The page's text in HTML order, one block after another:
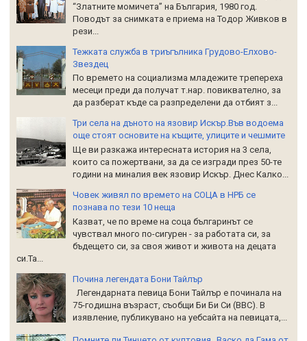
“Златните момичета” на България, 1980 год.
Поводът за снимката е приема на Тодор Живков в
рези...
Тежката служба в триъгълника Грудово-Елхово-
Звездец
По времето на социализма младежите трепереха
месеци преди да получат т.нар. повиквателно, за
да разберат къде са разпределени да отбият з...
Три села на дъното на язовир Искър.Във водоема
още стоят основите на къщите, улиците и чешмите
Ще ви разкажа интересната история на 3 села,
които са пожертвани, за да се изгради през 50-те
години на миналия век язовир Искър. Днес Калко...
Човек живял по времето на СОЦА в НРБ се
познава по тези 10 неща
Казват, че по време на соца българинът се
чувствал много по-сигурен - за работата си, за
бъдещето си, за своя живот и живота на децата
си.Та...
Почина легендата Бони Тайлър
Легендарната певица Бони Тайлър е починала на
75-годишна възраст, съобщи Би Би Си (BBC). В
изявление, публикувано на уебсайта на певицата,...